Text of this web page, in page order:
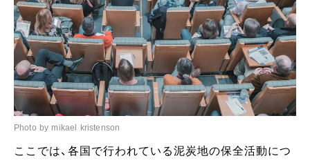
Photo by mikael kristenson
ここでは、各国で行われている泥炭地の保全活動につ